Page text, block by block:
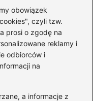
obowiązek
czyli tzw.
prosi o zgodę na
reklamy i
odbiorców i
na
a informacje z
90 dni
jak dobrać